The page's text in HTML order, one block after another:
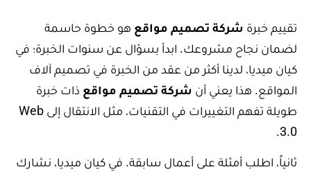
تقييم خبرة شركة تصميم مواقع هو خطوة حاسمة
لضمان نجاح مشروعك. ابدأ بسؤال عن سنوات الخبرة؛ في
كيان ميديا، لدينا أكثر من عقد من الخبرة في تصميم آلاف
المواقع. هذا يعني أن شركة تصميم مواقع ذات خبرة
طويلة تفهم التغييرات في التقنيات، مثل الانتقال إلى Web
3.0.
ثانياً، اطلب أمثلة على أعمال سابقة. في كيان ميديا، نشارك